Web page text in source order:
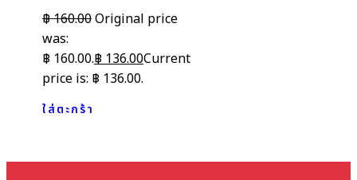
฿160.00Original price
was:
฿ 160.00.฿136.00Current
price is: ฿ 136.00.
ใส่ตะกร้า